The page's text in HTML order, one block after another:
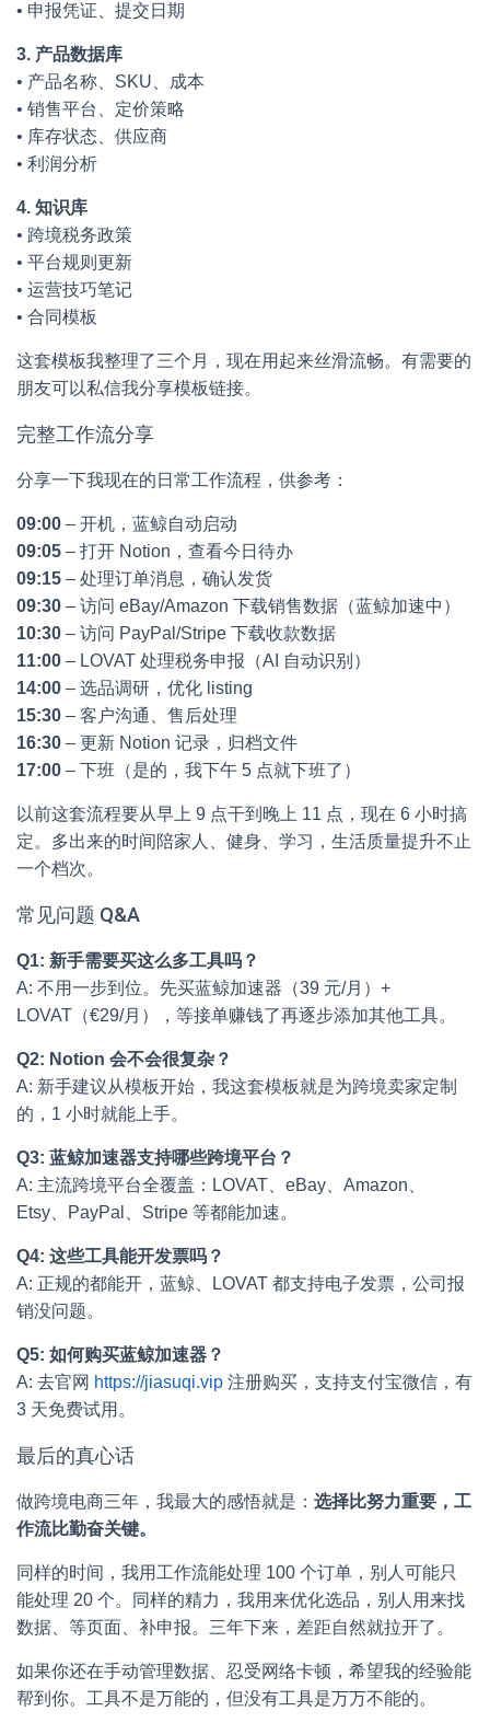
• 申报凭证、提交日期
3. 产品数据库
• 产品名称、SKU、成本
• 销售平台、定价策略
• 库存状态、供应商
• 利润分析
4. 知识库
• 跨境税务政策
• 平台规则更新
• 运营技巧笔记
• 合同模板
这套模板我整理了三个月，现在用起来丝滑流畅。有需要的
朋友可以私信我分享模板链接。
完整工作流分享
分享一下我现在的日常工作流程，供参考：
09:00 – 开机，蓝鲸自动启动
09:05 – 打开 Notion，查看今日待办
09:15 – 处理订单消息，确认发货
09:30 – 访问 eBay/Amazon 下载销售数据（蓝鲸加速中）
10:30 – 访问 PayPal/Stripe 下载收款数据
11:00 – LOVAT 处理税务申报（AI 自动识别）
14:00 – 选品调研，优化 listing
15:30 – 客户沟通、售后处理
16:30 – 更新 Notion 记录，归档文件
17:00 – 下班（是的，我下午 5 点就下班了）
以前这套流程要从早上 9 点干到晚上 11 点，现在 6 小时搞
定。多出来的时间陪家人、健身、学习，生活质量提升不止
一个档次。
常见问题 Q&A
Q1: 新手需要买这么多工具吗？
A: 不用一步到位。先买蓝鲸加速器（39 元/月）+
LOVAT（€29/月），等接单赚钱了再逐步添加其他工具。
Q2: Notion 会不会很复杂？
A: 新手建议从模板开始，我这套模板就是为跨境卖家定制
的，1 小时就能上手。
Q3: 蓝鲸加速器支持哪些跨境平台？
A: 主流跨境平台全覆盖：LOVAT、eBay、Amazon、
Etsy、PayPal、Stripe 等都能加速。
Q4: 这些工具能开发票吗？
A: 正规的都能开，蓝鲸、LOVAT 都支持电子发票，公司报
销没问题。
Q5: 如何购买蓝鲸加速器？
A: 去官网 https://jiasuqi.vip 注册购买，支持支付宝微信，有
3 天免费试用。
最后的真心话
做跨境电商三年，我最大的感悟就是： 选择比努力重要，工
作流比勤奋关键。
同样的时间，我用工作流能处理 100 个订单，别人可能只
能处理 20 个。同样的精力，我用来优化选品，别人用来找
数据、等页面、补申报。三年下来，差距自然就拉开了。
如果你还在手动管理数据、忍受网络卡顿，希望我的经验能
帮到你。工具不是万能的，但没有工具是万万不能的。